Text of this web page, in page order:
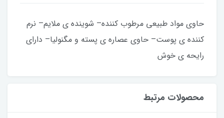
حاوی مواد طبیعی مرطوب کننده– شوینده ی ملایم– نرم
کننده ی پوست– حاوی عصاره ی پسته و مگنولیا– دارای
رایحه ی خوش
محصولات مرتبط